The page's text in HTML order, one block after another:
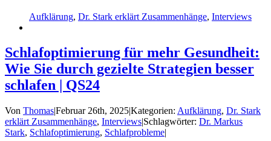
Aufklärung, Dr. Stark erklärt Zusammenhänge, Interviews
Schlafoptimierung für mehr Gesundheit:
Wie Sie durch gezielte Strategien besser
schlafen | QS24
Von Thomas|Februar 26th, 2025|Kategorien: Aufklärung, Dr. Stark
erklärt Zusammenhänge, Interviews|Schlagwörter: Dr. Markus
Stark, Schlafoptimierung, Schlafprobleme|